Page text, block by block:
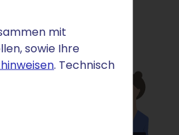
mit
sowie Ihre
. Technisch